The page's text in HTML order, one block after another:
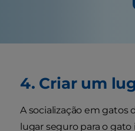
4. Criar um
A socialização em
lugar seguro para o